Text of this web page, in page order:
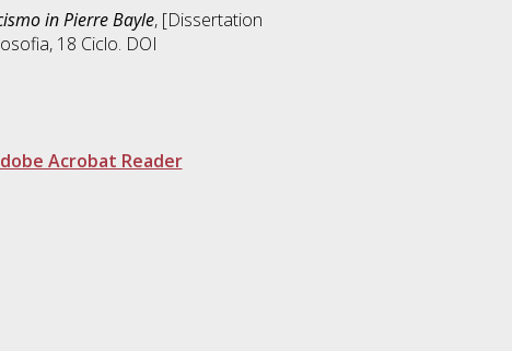
in Pierre Bayle, [Dissertation
, 18 Ciclo. DOI
Acrobat Reader